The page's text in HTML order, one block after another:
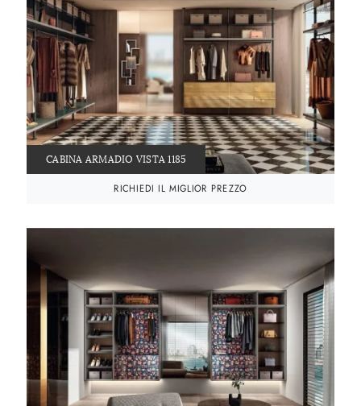
CABINA ARMADIO VISTA 1185
RICHIEDI IL MIGLIOR PREZZO